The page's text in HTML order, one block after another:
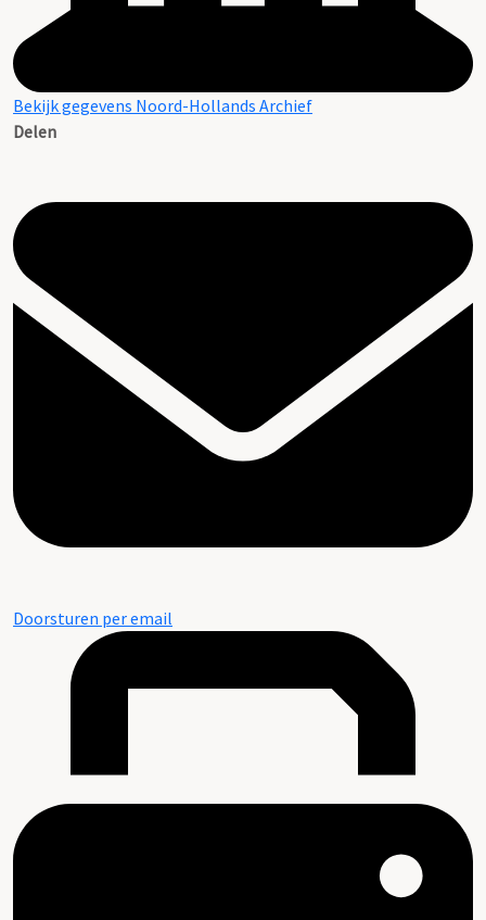
Bekijk gegevens Noord-Hollands Archief
Delen
Doorsturen per email